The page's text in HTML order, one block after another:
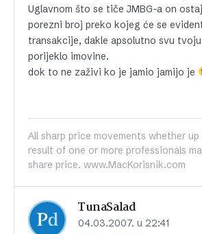
Uglavnom što se tiče JMBG-a on
porezni broj preko kojeg će se
transakcije, dakle apsolutno svu
porijeklo imovine.
dok to ne zaživi ko je jamio jamijo je
All sharp price movements whether
result of one or more professionals
share price. www.MacKorisnik.com
TunaSalad
04.03.2007. u 22:41